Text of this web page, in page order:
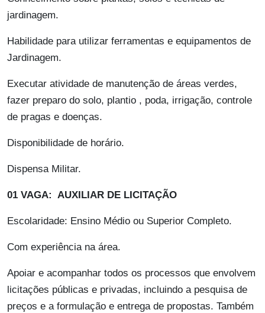
jardinagem.
Habilidade para utilizar ferramentas e equipamentos de
Jardinagem.
Executar atividade de manutenção de áreas verdes,
fazer preparo do solo, plantio , poda, irrigação, controle
de pragas e doenças.
Disponibilidade de horário.
Dispensa Militar.
01 VAGA: AUXILIAR DE LICITAÇÃO
Escolaridade: Ensino Médio ou Superior Completo.
Com experiência na área.
Apoiar e acompanhar todos os processos que envolvem
licitações públicas e privadas, incluindo a pesquisa de
preços e a formulação e entrega de propostas. Também